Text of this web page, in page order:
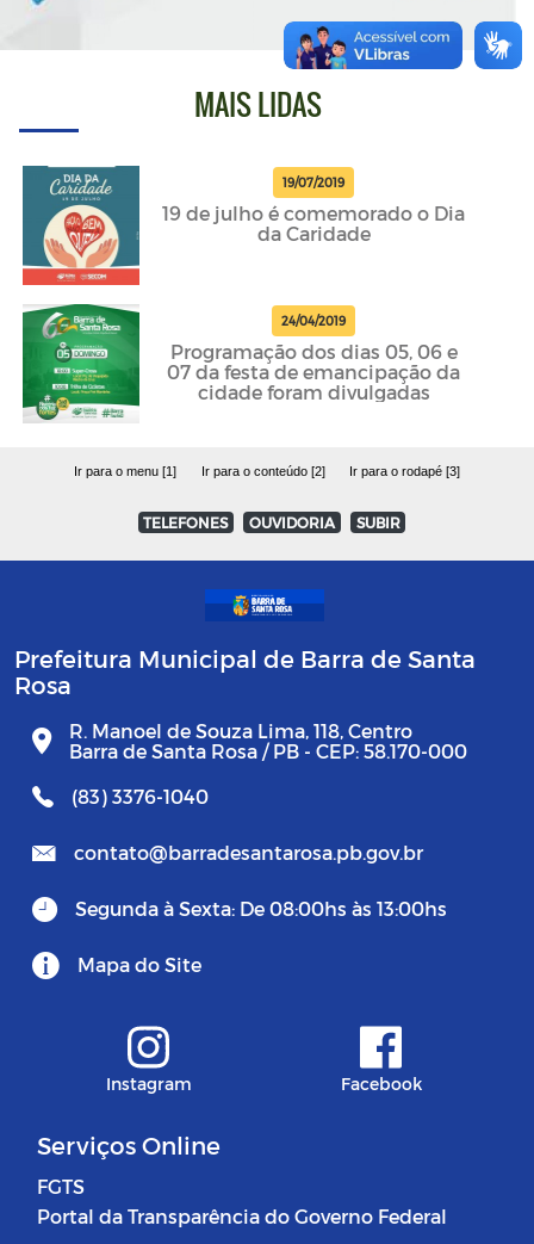
MAIS LIDAS
19/07/2019
19 de julho é comemorado o Dia
da Caridade
24/04/2019
Programação dos dias 05, 06 e
07 da festa de emancipação da
cidade foram divulgadas
Ir para o menu [1] Ir para o conteúdo [2] Ir para o rodapé [3]
TELEFONES OUVIDORIA SUBIR
Prefeitura Municipal de Barra de Santa
Rosa
R. Manoel de Souza Lima, 118, Centro
Barra de Santa Rosa / PB - CEP: 58.170-000
(83) 3376-1040
contato@barradesantarosa.pb.gov.br
Segunda à Sexta: De 08:00hs às 13:00hs
Mapa do Site
Instagram Facebook
Serviços Online
FGTS
Portal da Transparência do Governo Federal